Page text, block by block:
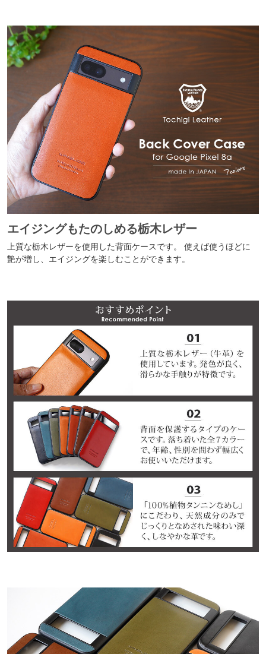
エイジングもたのしめる栃木レザー
上質な栃木レザーを使用した背面ケースです。 使えば使うほどに
艶が増し、エイジングを楽しむことができます。